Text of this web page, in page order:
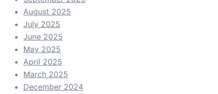
August 2025
July 2025
June 2025
May 2025
April 2025
March 2025
December 2024